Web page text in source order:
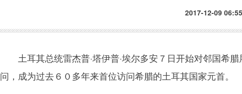
2017-12-09
土耳其总统雷杰普·塔伊普·埃尔多安７日开始对邻国希腊
问，成为过去６０多年来首位访问希腊的土耳其国家元首。